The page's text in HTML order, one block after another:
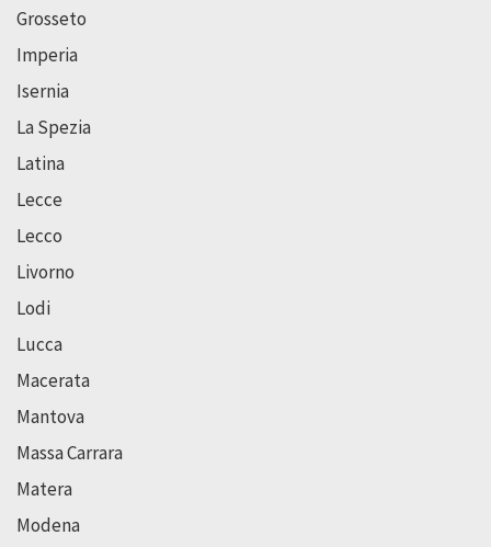
Grosseto
Imperia
Isernia
La Spezia
Latina
Lecce
Lecco
Livorno
Lodi
Lucca
Macerata
Mantova
Massa Carrara
Matera
Modena